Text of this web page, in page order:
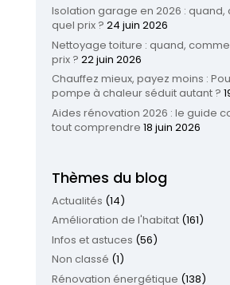
Isolation garage en 2026 :
quel prix ? 24 juin 2026
Nettoyage toiture : quand,
prix ? 22 juin 2026
Chauffez mieux, payez moins :
pompe à chaleur séduit autant ?
Aides rénovation 2026 : le guide
tout comprendre 18 juin 2026
Thèmes du blog
Actualités (14)
Amélioration de l'habitat(161)
Infos et astuces (56)
Non classé (1)
Rénovation énergétique (138)